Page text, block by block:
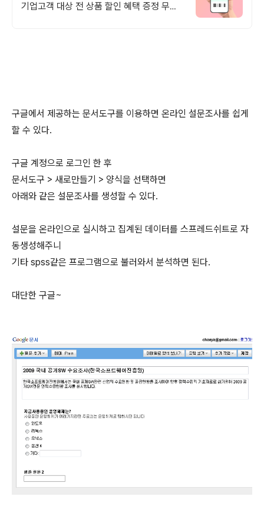
기업고객 대상 전 상품 할인 혜택 증정 무통
구글에서 제공하는 문서도구를 이용하면 온라인 설문조사를 쉽게
할 수 있다.
구글 계정으로 로그인 한 후
문서도구 > 새로만들기 > 양식을 선택하면
아래와 같은 설문조사를 생성할 수 있다.
설문을 온라인으로 실시하고 집계된 데이터를 스프레드쉬트로 자
동생성해주니
기타 spss같은 프로그램으로 불러와서 분석하면 된다.
대단한 구글~